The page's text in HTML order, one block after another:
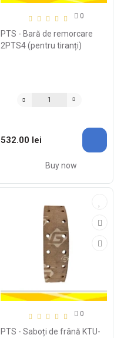
0
PTS - Bară de remorcare
2PTS4 (pentru tiranți)
532.00 lei
Buy now
0
PTS - Saboți de frână KTU-